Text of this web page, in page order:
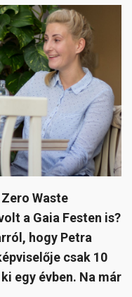
Waste
a Gaia Festen is?
hogy Petra
csak 10
egy évben. Na már